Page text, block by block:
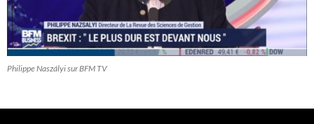
Philippe Naszályi sur BFM TV